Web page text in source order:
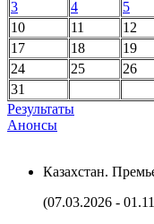
3 4 5
10
11 12
17
18 19
24
25 26
31
Результаты
Анонсы
Казахстан.
(07.03.2026 -